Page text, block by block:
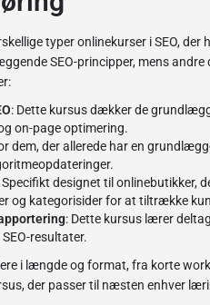
typer onlinekurser i SEO,
SEO-principper, mens
: Dette kursus dækker de
on-page optimering.
dem, der allerede har en
Specifikt designet til onlinebutikker,
og kategorisider for at tiltrække
: Dette kursus lærer
resultater.
i længde og format, fra korte
der passer til næsten enhver